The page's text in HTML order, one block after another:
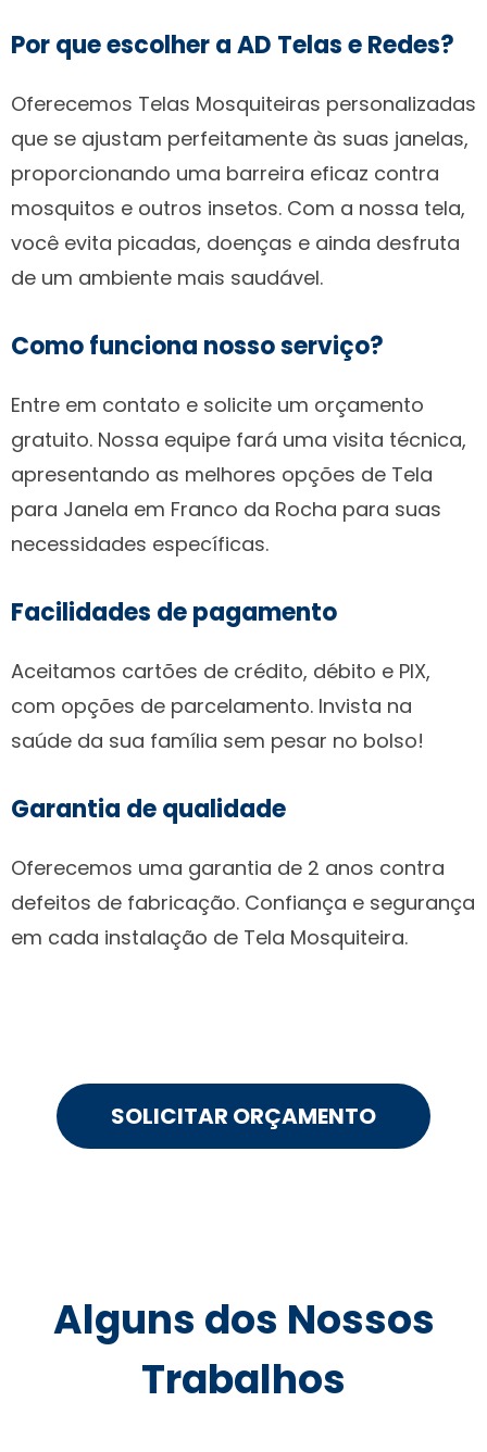
Por que escolher a AD Telas e Redes?
Oferecemos Telas Mosquiteiras personalizadas
que se ajustam perfeitamente às suas janelas,
proporcionando uma barreira eficaz contra
mosquitos e outros insetos. Com a nossa tela,
você evita picadas, doenças e ainda desfruta
de um ambiente mais saudável.
Como funciona nosso serviço?
Entre em contato e solicite um orçamento
gratuito. Nossa equipe fará uma visita técnica,
apresentando as melhores opções de Tela
para Janela em Franco da Rocha para suas
necessidades específicas.
Facilidades de pagamento
Aceitamos cartões de crédito, débito e PIX,
com opções de parcelamento. Invista na
saúde da sua família sem pesar no bolso!
Garantia de qualidade
Oferecemos uma garantia de 2 anos contra
defeitos de fabricação. Confiança e segurança
em cada instalação de Tela Mosquiteira.
SOLICITAR ORÇAMENTO
Alguns dos Nossos
Trabalhos